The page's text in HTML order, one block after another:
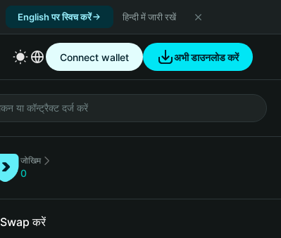
English पर स्विच करें हिन्दी में जारी रखें
Connect wallet अभी डाउनलोड करें
जोखिम
0
Swap करें